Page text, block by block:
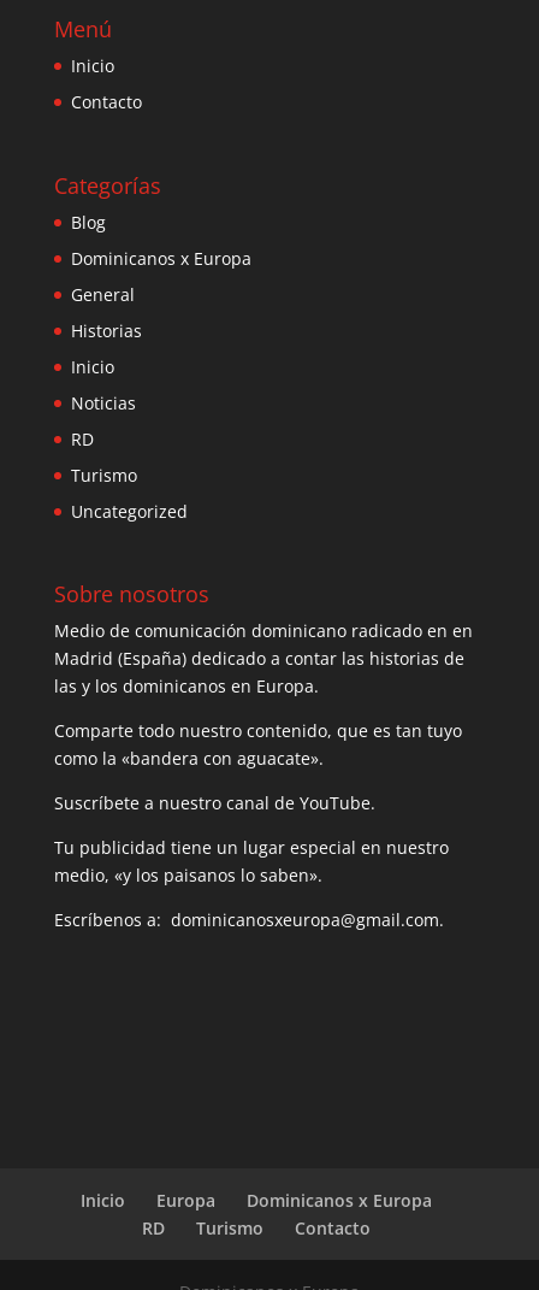
Menú
Inicio
Contacto
Categorías
Blog
Dominicanos x Europa
General
Historias
Inicio
Noticias
RD
Turismo
Uncategorized
Sobre nosotros
Medio de comunicación dominicano radicado en en
Madrid (España) dedicado a contar las historias de
las y los dominicanos en Europa.
Comparte todo nuestro contenido, que es tan tuyo
como la «bandera con aguacate».
Suscríbete a nuestro canal de YouTube.
Tu publicidad tiene un lugar especial en nuestro
medio, «y los paisanos lo saben».
Escríbenos a: dominicanosxeuropa@gmail.com.
Inicio Europa
Dominicanos x Europa
RD
Turismo Contacto